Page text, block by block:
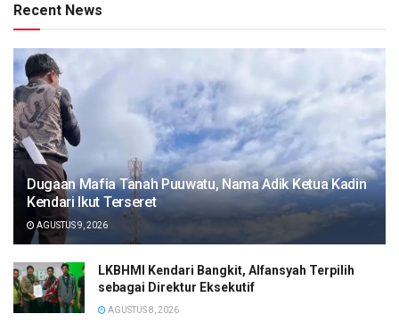
Recent News
Dugaan Mafia Tanah Puuwatu, Nama Adik Ketua Kadin
Kendari Ikut Terseret
AGUSTUS 9, 2026
LKBHMI Kendari Bangkit, Alfansyah Terpilih
sebagai Direktur Eksekutif
AGUSTUS 8, 2026